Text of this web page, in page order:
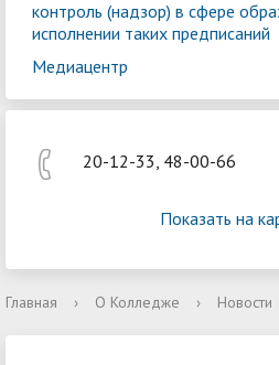
контроль (надзор) в сфере
исполнении таких предписаний
Медиацентр
20-12-33, 48-00-66
Показать на
Главная › О Колледже › Новости